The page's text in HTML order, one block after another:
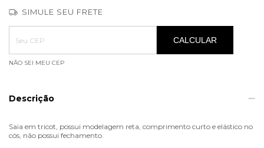
SIMULE SEU FRETE
Entregas para o CEP:
ALTERAR CEP
CALCULAR
NÃO SEI MEU CEP
Descrição
Saia em tricot, possui modelagem reta, comprimento curto e elástico no
cós, não possui fechamento.